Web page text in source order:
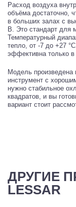
Расход воздуха
объёма достаточно,
в больших залах с
В. Это стандарт для
Температурный
тепло, от -7 до +27
эффективна только
Модель произведена
инструмент с
нужно стабильное
квадратов, и вы
вариант стоит
ДРУГИЕ
LESSAR